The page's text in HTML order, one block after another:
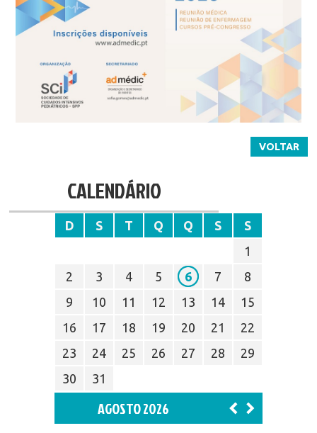
VOLTAR
CALENDÁRIO
D S T Q Q S
S
1
2
3 4 5 6 7
8
9
10 11 12 13 14
15
16
17 18 19 20 21
22
23
24 25 26 27 28
29
30
31
AGOSTO 2026